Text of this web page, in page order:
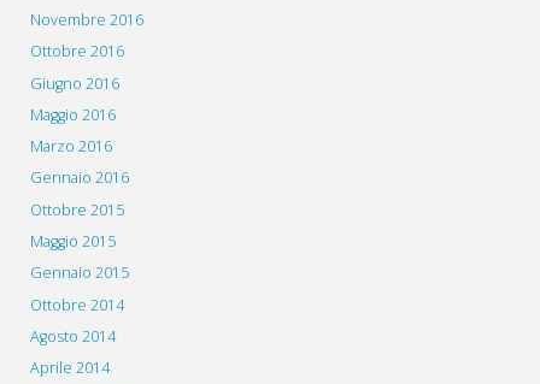
Novembre 2016
Ottobre 2016
Giugno 2016
Maggio 2016
Marzo 2016
Gennaio 2016
Ottobre 2015
Maggio 2015
Gennaio 2015
Ottobre 2014
Agosto 2014
Aprile 2014